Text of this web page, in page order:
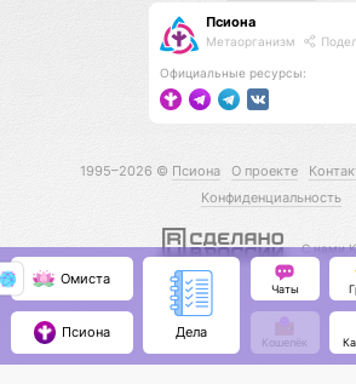
Псиона
Метаорганизм
Официальные ресурсы:
1995–2026 © Псиона О проекте
Конфиденциальность
С нами
Омиста
Псиона Дела
Чаты
Кошелёк